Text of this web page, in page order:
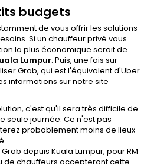
budgets
de vous offrir les solutions
Si un chauffeur privé vous
la plus économique serait de
Lumpur. Puis, une fois sur
Grab, qui est l'équivalent d'Uber.
informations sur notre site
c'est qu'il sera très difficile de
seule journée. Ce n'est pas
probablement moins de lieux
depuis Kuala Lumpur, pour RM